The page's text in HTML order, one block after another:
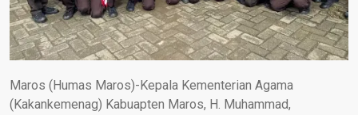
Maros (Humas Maros)-Kepala Kementerian Agama
(Kakankemenag) Kabuapten Maros, H. Muhammad,